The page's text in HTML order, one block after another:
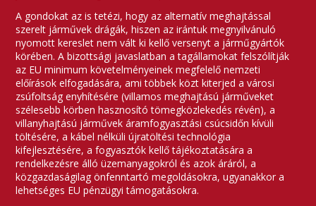
A gondokat az is tetézi, hogy az alternatív meghajtással
szerelt járművek drágák, hiszen az irántuk megnyilvánuló
nyomott kereslet nem vált ki kellő versenyt a járműgyártók
körében. A bizottsági javaslatban a tagállamokat felszólítják
az EU minimum követelményeinek megfelelő nemzeti
előírások elfogadására, ami többek közt kiterjed a városi
zsúfoltság enyhítésére (villamos meghajtású járműveket
szélesebb körben hasznosító tömegközlekedés révén), a
villanyhajtású járművek áramfogyasztási csúcsidőn kívüli
töltésére, a kábel nélküli újratöltési technológia
kifejlesztésére, a fogyasztók kellő tájékoztatására a
rendelkezésre álló üzemanyagokról és azok áráról, a
közgazdaságilag önfenntartó megoldásokra, ugyanakkor a
lehetséges EU pénzügyi támogatásokra.